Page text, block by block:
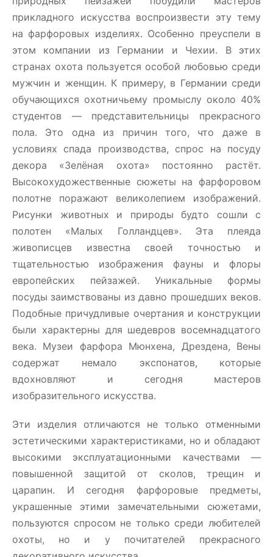
прикладного искусства воспроизвести эту тему
на фарфоровых изделиях. Особенно преуспели в
этом компании из Германии и Чехии. В этих
странах охота пользуется особой любовью среди
мужчин и женщин. К примеру, в Германии среди
обучающихся охотничьему промыслу около 40%
студентов — представительницы прекрасного
пола. Это одна из причин того, что даже в
условиях спада производства, спрос на посуду
декора «Зелёная охота» постоянно растёт.
Высокохудожественные сюжеты на фарфоровом
полотне поражают великолепием изображений.
Рисунки животных и природы будто сошли с
полотен «Малых Голландцев». Эта плеяда
живописцев известна своей точностью и
тщательностью изображения фауны и флоры
европейских пейзажей. Уникальные формы
посуды заимствованы из давно прошедших веков.
Подобные причудливые очертания и конструкции
были характерны для шедевров восемнадцатого
века. Музеи фарфора Мюнхена, Дрездена, Вены
содержат немало экспонатов, которые
вдохновляют и сегодня мастеров
изобразительного искусства.
Эти изделия отличаются не только отменными
эстетическими характеристиками, но и обладают
высокими эксплуатационными качествами —
повышенной защитой от сколов, трещин и
царапин. И сегодня фарфоровые предметы,
украшенные этими замечательными сюжетами,
пользуются спросом не только среди любителей
охоты, но и у почитателей прекрасного